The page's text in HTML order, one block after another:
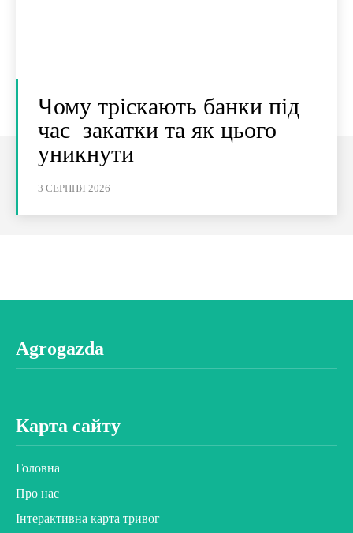
Чому тріскають банки під
час закатки та як цього
уникнути
3 СЕРПНЯ 2026
Agrogazda
Карта сайту
Головна
Про нас
Інтерактивна карта тривог